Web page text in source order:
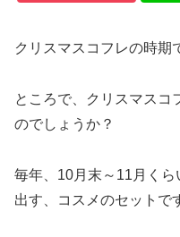
クリスマスコフレの時期
ところで、クリスマスコ
のでしょうか？
毎年、10月末～11月くら
出す、コスメのセットで